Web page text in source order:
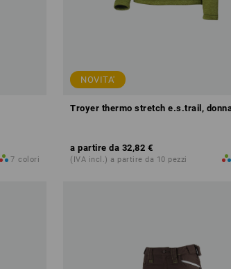
7 colori
NOVITA'
Troyer thermo stretch e.s.trail,
a partire da 32,82 €
(IVA incl.) a partire da 10 pezzi